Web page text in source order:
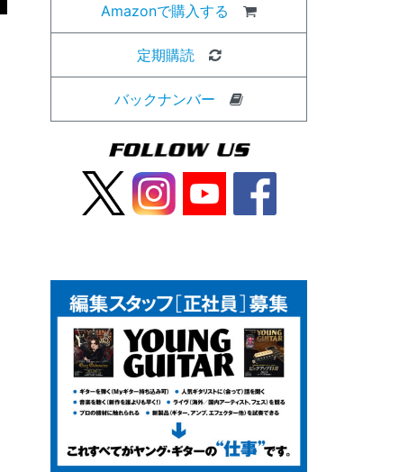
Amazonで購入する
定期購読
バックナンバー